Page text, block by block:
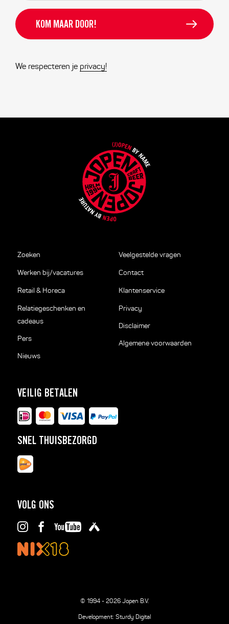
Zoeken
Werken bij/vacatures
Retail & Horeca
Relatiegeschenken en
cadeaus
Pers
Nieuws
Veelgestelde vragen
Contact
Klantenservice
Privacy
Disclaimer
Algemene voorwaarden
VEILIG BETALEN
SNEL THUISBEZORGD
VOLG ONS
We respecteren je privacy!
© 1994 - 2026 Jopen B.V.
Development: Sturdy Digital